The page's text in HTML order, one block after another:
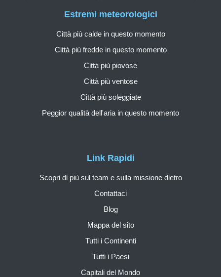
Link Rapidi
Scopri di più sul team e sulla missione dietro
Contattaci
Blog
Mappa del sito
Tutti i Continenti
Tutti i Paesi
Capitali del Mondo
Estremi meteorologici
Città più calde in questo momento
Città più fredde in questo momento
Città più piovose
Città più ventose
Città più soleggiate
Peggior qualità dell'aria in questo momento